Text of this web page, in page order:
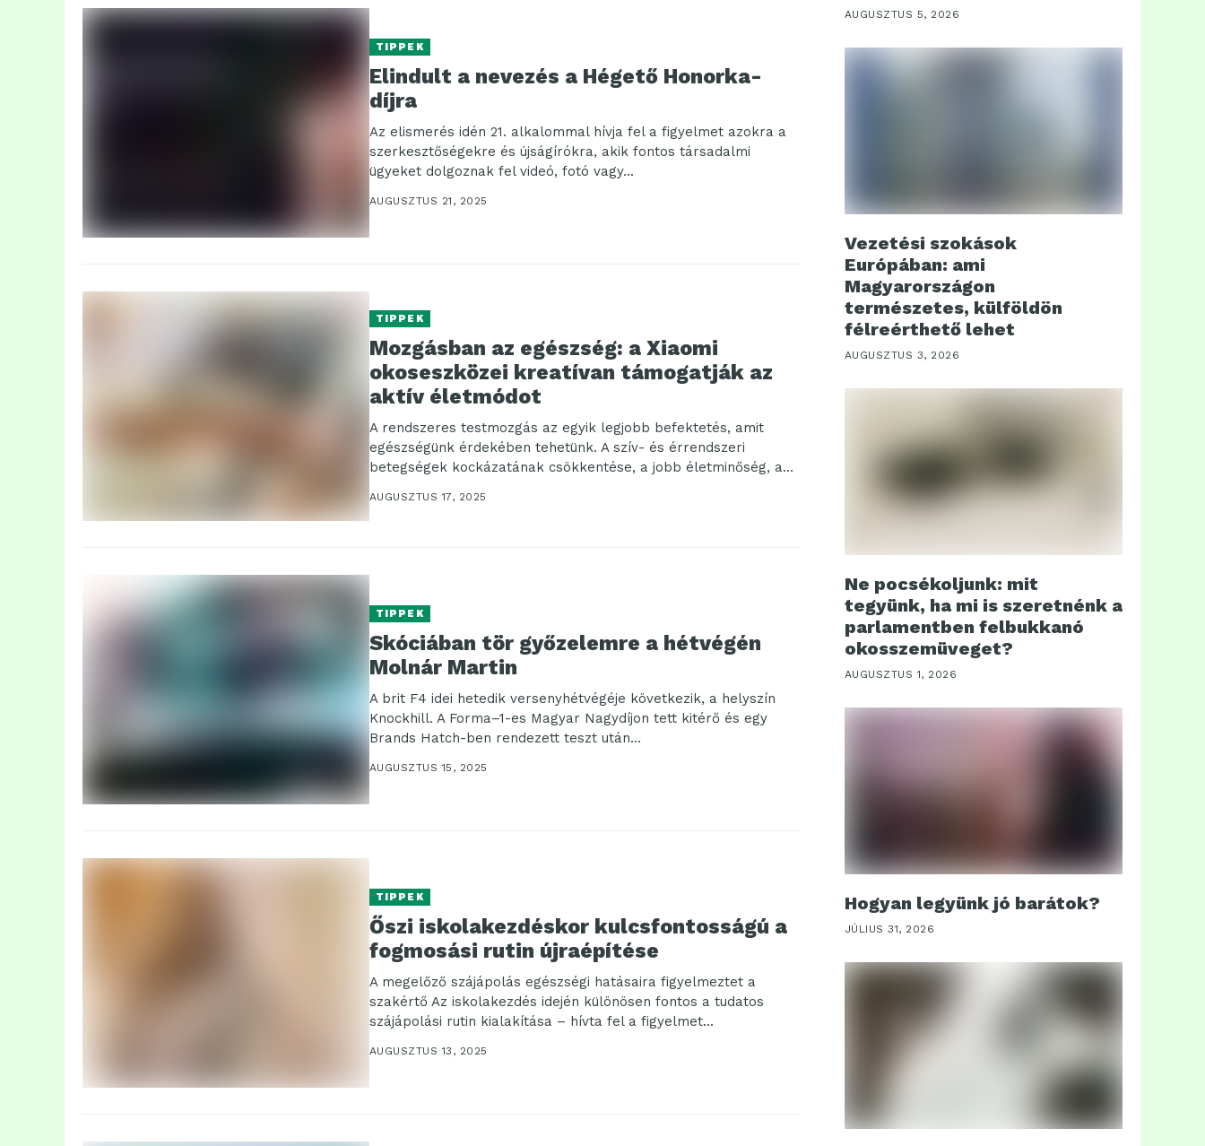
TIPPEK
Elindult a nevezés a Hégető Honorka-
díjra
Az elismerés idén 21. alkalommal hívja fel a figyelmet azokra a
szerkesztőségekre és újságírókra, akik fontos társadalmi
ügyeket dolgoznak fel videó, fotó vagy...
AUGUSZTUS 21, 2025
TIPPEK
Mozgásban az egészség: a Xiaomi
okoseszközei kreatívan támogatják az
aktív életmódot
A rendszeres testmozgás az egyik legjobb befektetés, amit
egészségünk érdekében tehetünk. A szív- és érrendszeri
betegségek kockázatának csökkentése, a jobb életminőség, a
AUGUSZTUS 17, 2025
TIPPEK
Skóciában tör győzelemre a hétvégén
Molnár Martin
A brit F4 idei hetedik versenyhétvégéje következik, a helyszín
Knockhill. A Forma–1-es Magyar Nagydíjon tett kitérő és egy
Brands Hatch-ben rendezett teszt után...
AUGUSZTUS 15, 2025
TIPPEK
Őszi iskolakezdéskor kulcsfontosságú a
fogmosási rutin újraépítése
A megelőző szájápolás egészségi hatásaira figyelmeztet a
szakértő Az iskolakezdés idején különösen fontos a tudatos
szájápolási rutin kialakítása – hívta fel a figyelmet...
AUGUSZTUS 13, 2025
AUGUSZTUS 5, 2026
Vezetési szokások
Európában: ami
Magyarországon
természetes, külföldön
félreérthető lehet
AUGUSZTUS 3, 2026
Ne pocsékoljunk: mit
tegyünk, ha mi is szeretnénk a
parlamentben felbukkanó
okosszemüveget?
AUGUSZTUS 1, 2026
Hogyan legyünk jó barátok?
JÚLIUS 31, 2026